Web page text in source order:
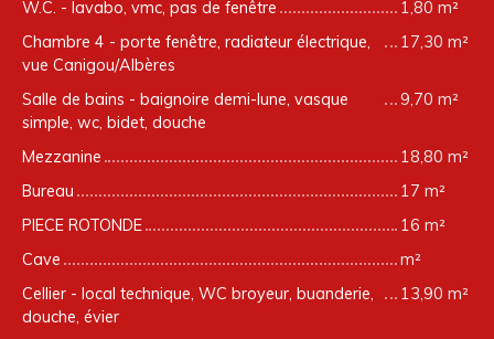
W.C. - lavabo, vmc, pas de fenêtre
1,80 m²
Chambre 4 - porte fenêtre, radiateur électrique,
vue Canigou/Albères
17,30 m²
Salle de bains - baignoire demi-lune, vasque
simple, wc, bidet, douche
9,70 m²
Mezzanine
18,80 m²
Bureau
17 m²
PIECE ROTONDE
16 m²
Cave
m²
Cellier - local technique, WC broyeur, buanderie,
douche, évier
13,90 m²